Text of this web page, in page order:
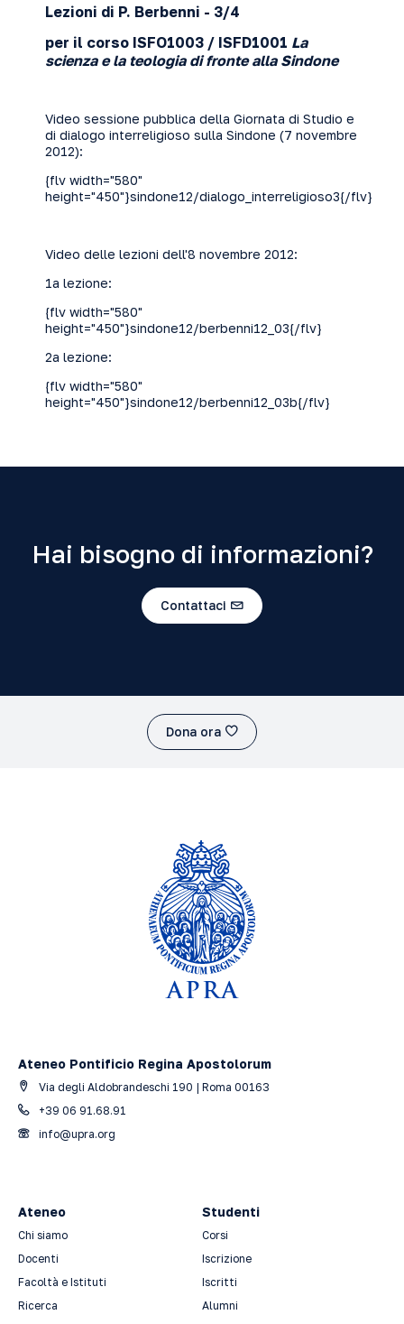
Lezioni di P. Berbenni - 3/4
per il corso ISFO1003 / ISFD1001 La
scienza e la teologia di fronte alla Sindone
Video sessione pubblica della Giornata di Studio e
di dialogo interreligioso sulla Sindone (7 novembre
2012):
{flv width="580"
height="450"}sindone12/dialogo_interreligioso3{/flv}
Video delle lezioni dell'8 novembre 2012:
1a lezione:
{flv width="580"
height="450"}sindone12/berbenni12_03{/flv}
2a lezione:
{flv width="580"
height="450"}sindone12/berbenni12_03b{/flv}
Hai bisogno di informazioni?
Contattaci
Dona ora
Ateneo Pontificio Regina Apostolorum
Via degli Aldobrandeschi 190 | Roma 00163
+39 06 91.68.91
info@upra.org
Ateneo
Chi siamo
Docenti
Facoltà e Istituti
Ricerca
Studenti
Corsi
Iscrizione
Iscritti
Alumni